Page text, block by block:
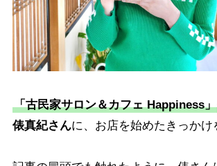
「古民家サロン＆カフェ Happiness」
俵真紀さんに、お店を始めたきっかけ